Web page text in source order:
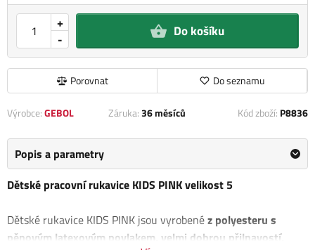
-
+ Do košíku
Porovnat Do seznamu
Výrobce:GEBOL Záruka:36 měsíců Kód zboží: P8836
Popis a parametry
Dětské pracovní rukavice KIDS PINK velikost 5
Dětské rukavice KIDS PINK jsou vyrobenéz polyesteru s
pěnovým latexovým povlakem, velmi dobrou přilnavostí,